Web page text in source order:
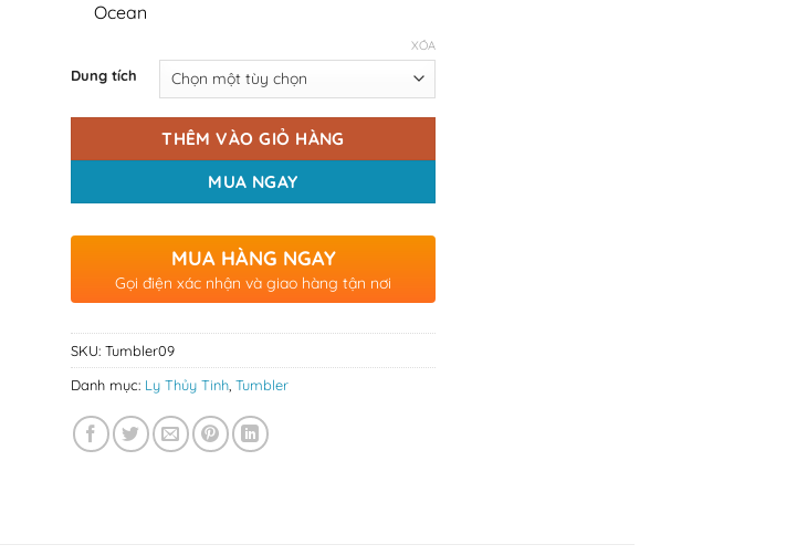
Ocean
Dung tích
XÓA
THÊM VÀO GIỎ HÀNG
MUA NGAY
MUA HÀNG NGAY
Gọi điện xác nhận và giao hàng tận nơi
SKU: Tumbler09
Danh mục: Ly Thủy Tinh Tumbler